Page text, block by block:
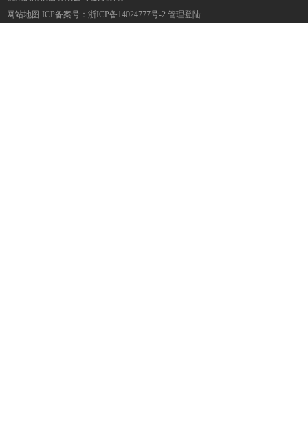
网站地图 ICP备案号： 浙ICP备14024777号-2 管理登陆